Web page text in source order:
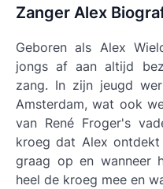
Zanger Alex
Geboren als Alex
jongs af aan altijd
zang. In zijn jeugd
Amsterdam, wat ook
van René Froger's
kroeg dat Alex
graag op en wanneer
heel de kroeg mee en